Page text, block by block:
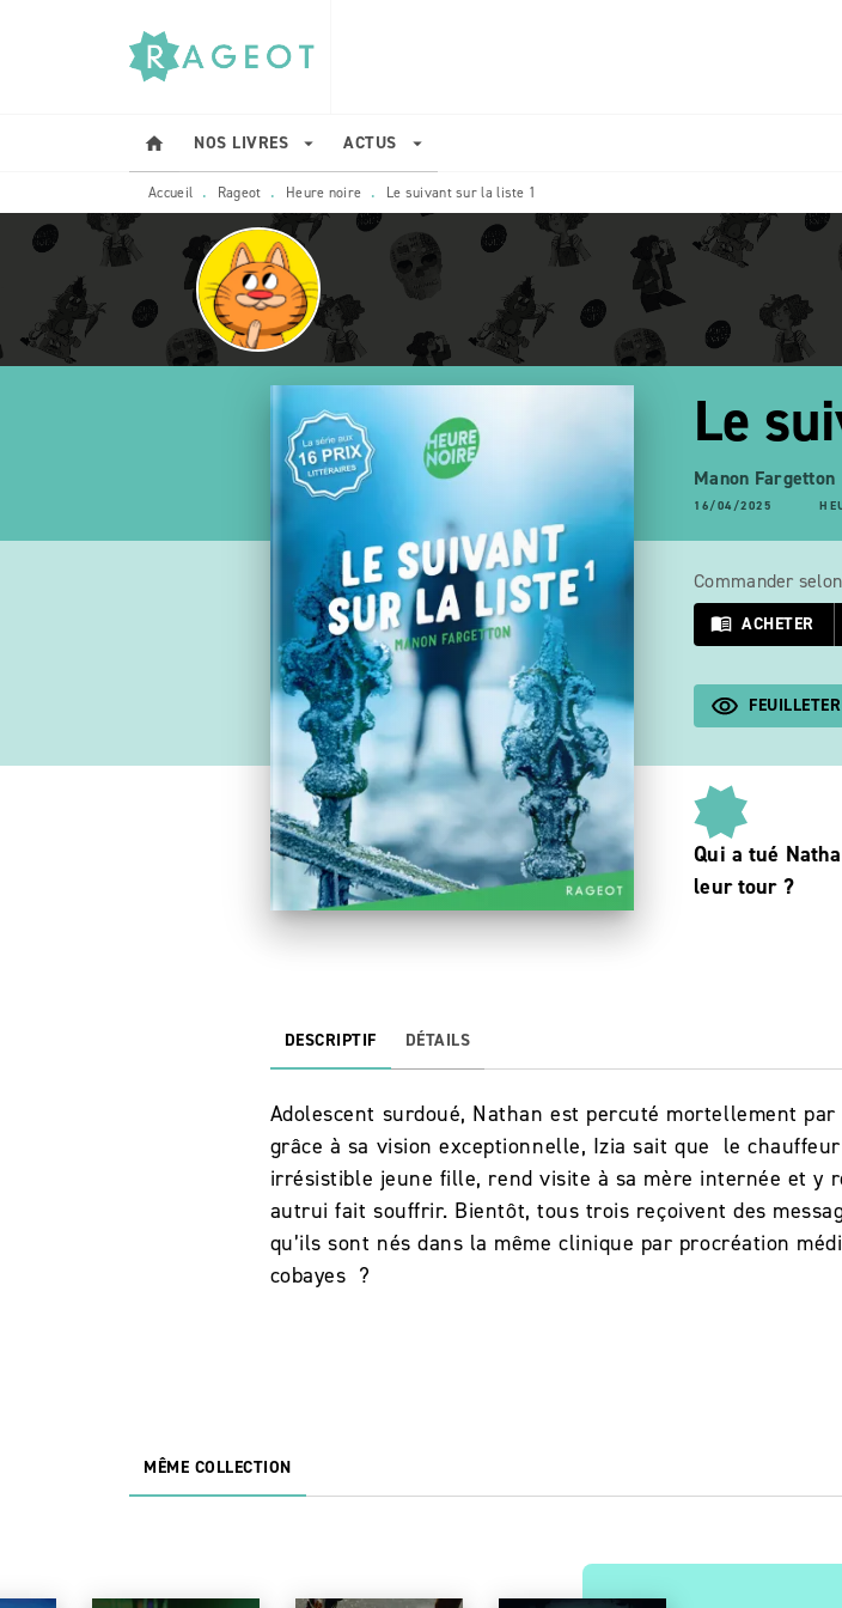
MENU RECHERCHE
home NOS LIVRES arrow_drop_down ACTUS arrow_drop_down
Accueil • Rageot • Heure noire • Le suivant sur la liste 1
Le
Manon Fargetton
16/04/2025
Commander
menu_book ACHETER
FEUILLETER
Qui a tué
leur tour ?
DESCRIPTIF DÉTAILS
Adolescent surdoué, Nathan est percuté mortellement
grâce à sa vision exceptionnelle, Izia sait que le
irrésistible jeune fille, rend visite à sa mère internée et y
autrui fait souffrir. Bientôt, tous trois reçoivent des
qu’ils sont nés dans la même clinique par procréation
cobayes ?
MÊME COLLECTION